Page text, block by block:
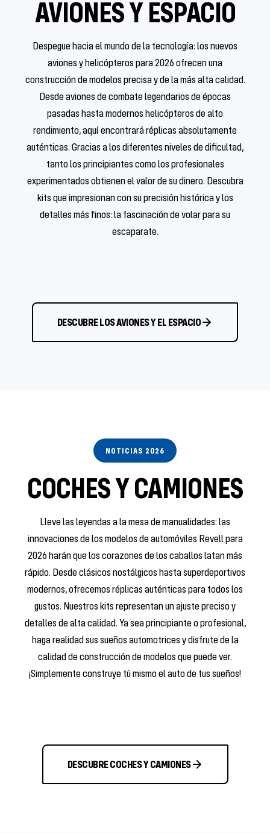
AVIONES Y ESPACIO
Despegue hacia el mundo de la tecnología: los nuevos
aviones y helicópteros para 2026 ofrecen una
construcción de modelos precisa y de la más alta calidad.
Desde aviones de combate legendarios de épocas
pasadas hasta modernos helicópteros de alto
rendimiento, aquí encontrará réplicas absolutamente
auténticas. Gracias a los diferentes niveles de dificultad,
tanto los principiantes como los profesionales
experimentados obtienen el valor de su dinero. Descubra
kits que impresionan con su precisión histórica y los
detalles más finos: la fascinación de volar para su
escaparate.
DESCUBRE LOS AVIONES Y EL ESPACIO
NOTICIAS 2026
COCHES Y CAMIONES
Lleve las leyendas a la mesa de manualidades: las
innovaciones de los modelos de automóviles Revell para
2026 harán que los corazones de los caballos latan más
rápido. Desde clásicos nostálgicos hasta superdeportivos
modernos, ofrecemos réplicas auténticas para todos los
gustos. Nuestros kits representan un ajuste preciso y
detalles de alta calidad. Ya sea principiante o profesional,
haga realidad sus sueños automotrices y disfrute de la
calidad de construcción de modelos que puede ver.
¡Simplemente construye tú mismo el auto de tus sueños!
DESCUBRE COCHES Y CAMIONES